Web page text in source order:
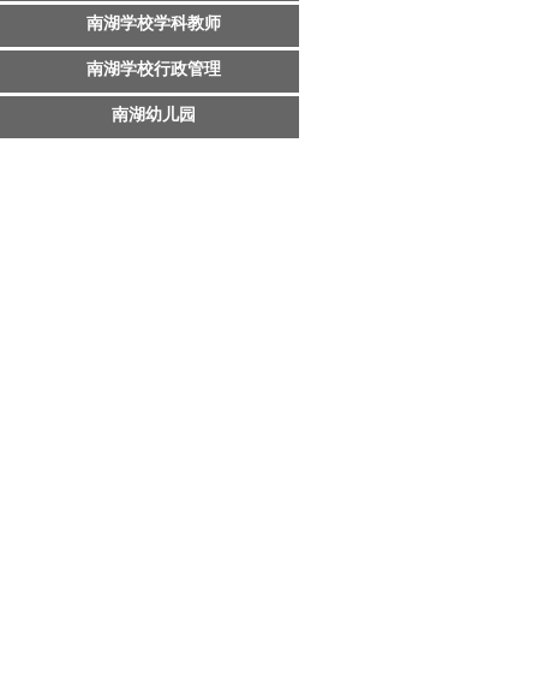
南湖学校学科教师
南湖学校行政管理
南湖幼儿园